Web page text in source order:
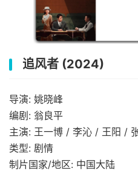
追风者 (2024)
导演: 姚晓峰
编剧: 翁良平
主演: 王一博 / 李沁 / 王阳 /
类型: 剧情
制片国家/地区: 中国大陆